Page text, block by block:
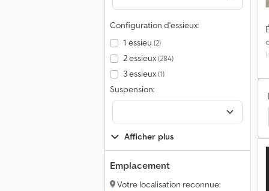
Configuration d'essieux:
1 essieu (2)
2 essieux(284)
3 essieux(1)
Suspension:
Afficher plus
Emplacement
Votre localisation reconnue:
Crawler Caravane